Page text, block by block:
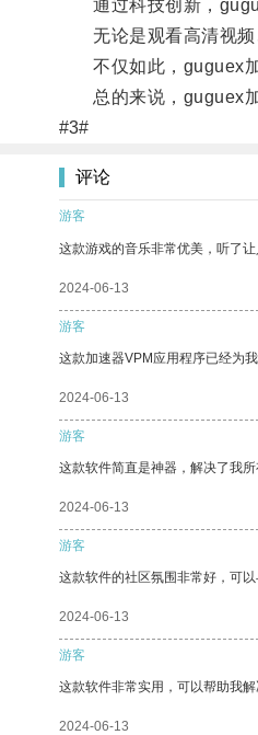
通过科技创新，
无论是观看高清视频
不仅如此，guguex加
总的来说，guguex加
#3#
评论
游客
这款游戏的音乐非常优美，听了让
2024-06-13
游客
这款加速器VPM应用程序已经为
2024-06-13
游客
这款软件简直是神器，解决了我所
2024-06-13
游客
这款软件的社区氛围非常好，可以
2024-06-13
游客
这款软件非常实用，可以帮助我解
2024-06-13